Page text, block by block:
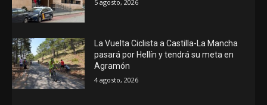
5 agosto, 2026
La Vuelta Ciclista a Castilla-La Mancha
pasará por Hellín y tendrá su meta en
Agramón
4 agosto, 2026